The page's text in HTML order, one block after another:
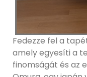
Fedezze fel a
amely egyesíti a
finomságát és az